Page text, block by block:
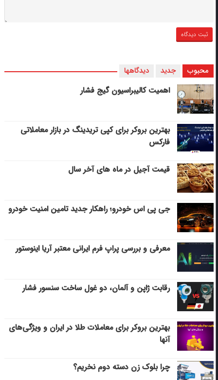
محبوب جدید دیدگاهها
اهمیت کالیبراسیون گیج فشار
بهترین بروکر برای کپی‌ تریدینگ در بازار معاملاتی
فارکس
قیمت آجیل در ماه های آخر سال
جی پی اس خودرو؛ راهکار جدید تامین امنیت خودرو
معرفی و بررسی پراپ فرم ایرانی معتبر آریا اینوستور
رقابت ژاپن و آلمان، دو غول ساخت سنسور فشار
بهترین بروکر برای معاملات طلا در ایران و ویژگی‌های
آنها
چرا بلوک زن دسته دوم نخریم؟